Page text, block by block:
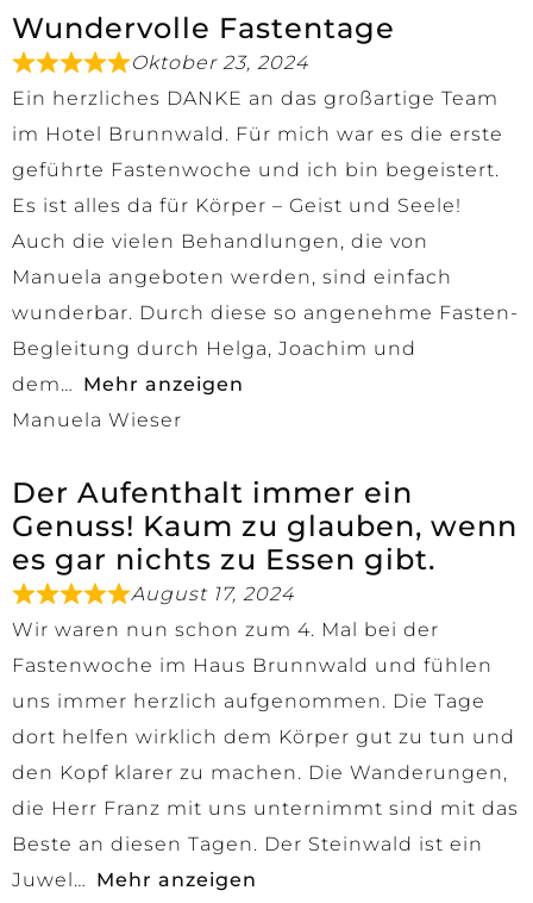
Wundervolle Fastentage
Oktober 23, 2024
Ein herzliches DANKE an das großartige Team
im Hotel Brunnwald. Für mich war es die erste
geführte Fastenwoche und ich bin begeistert.
Es ist alles da für Körper – Geist und Seele!
Auch die vielen Behandlungen, die von
Manuela angeboten werden, sind einfach
wunderbar. Durch diese so angenehme Fasten-
Begleitung durch Helga, Joachim und
dem
Mehr anzeigen
Manuela Wieser
Der Aufenthalt immer ein
Genuss! Kaum zu glauben, wenn
es gar nichts zu Essen gibt.
August 17, 2024
Wir waren nun schon zum 4. Mal bei der
Fastenwoche im Haus Brunnwald und fühlen
uns immer herzlich aufgenommen. Die Tage
dort helfen wirklich dem Körper gut zu tun und
den Kopf klarer zu machen. Die Wanderungen,
die Herr Franz mit uns unternimmt sind mit das
Beste an diesen Tagen. Der Steinwald ist ein
Juwel
Mehr anzeigen